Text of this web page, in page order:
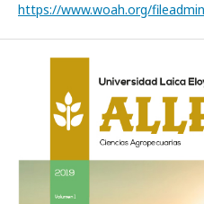
https://www.woah.org/